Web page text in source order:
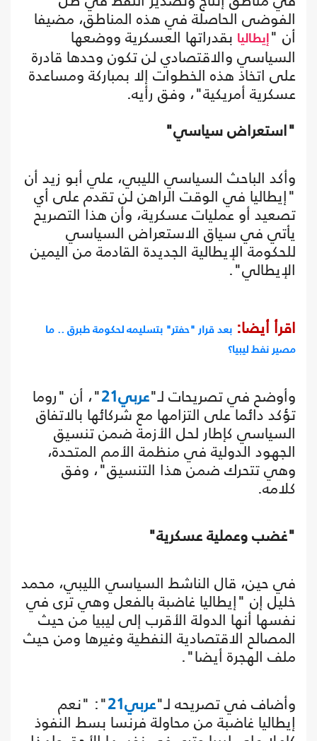
الفوضى الحاصلة في هذه المناطق، مضيفا
أن " إيطاليا بقدراتها العسكرية ووضعها
السياسي والاقتصادي لن تكون وحدها قادرة
على اتخاذ هذه الخطوات إلا بمباركة ومساعدة
عسكرية أمريكية"، وفق رأيه.
"استعراض سياسي"
وأكد الباحث السياسي الليبي، علي أبو زيد أن
"إيطاليا في الوقت الراهن لن تقدم على أي
تصعيد أو عمليات عسكرية، وأن هذا التصريح
يأتي في سياق الاستعراض السياسي
للحكومة الإيطالية الجديدة القادمة من اليمين
الإيطالي".
اقرأ أيضا: بعد قرار "حفتر" بتسليمه لحكومة طبرق .. ما
مصير نفط ليبيا؟
وأوضح في تصريحات لـ"عربي21 "، أن "روما
تؤكد دائما على التزامها مع شركائها بالاتفاق
السياسي كإطار لحل الأزمة ضمن تنسيق
الجهود الدولية في منظمة الأمم المتحدة،
وهي تتحرك ضمن هذا التنسيق"، وفق
كلامه.
"غضب وعملية عسكرية"
في حين، قال الناشط السياسي الليبي، محمد
خليل إن "إيطاليا غاضبة بالفعل وهي ترى في
نفسها أنها الدولة الأقرب إلى ليبيا من حيث
المصالح الاقتصادية النفطية وغيرها ومن حيث
ملف الهجرة أيضا".
وأضاف في تصريحه لـ"عربي21 ": "نعم
إيطاليا غاضبة من محاولة فرنسا بسط النفوذ